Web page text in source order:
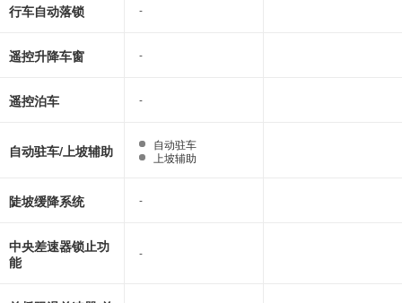
行车自动落锁 -
遥控升降车窗 -
遥控泊车 -
自动驻车/上坡辅助
自动驻车
上坡辅助
陡坡缓降系统 -
中央差速器锁止功
能
-
-
-
-
自动驻车
上坡辅助
-
-